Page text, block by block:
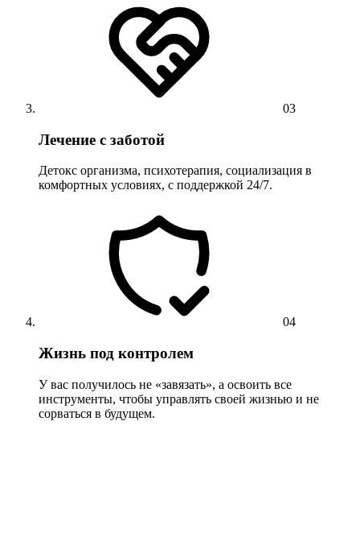
03
Лечение с заботой
Детокс организма, психотерапия, социализация в
комфортных условиях, с поддержкой 24/7.
04
Жизнь под контролем
У вас получилось не «завязать», а освоить все
инструменты, чтобы управлять своей жизнью и не
сорваться в будущем.